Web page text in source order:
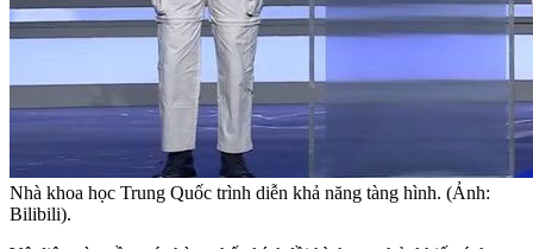
Nhà khoa học Trung Quốc trình diễn khả năng tàng hình. (Ảnh:
Bilibili).